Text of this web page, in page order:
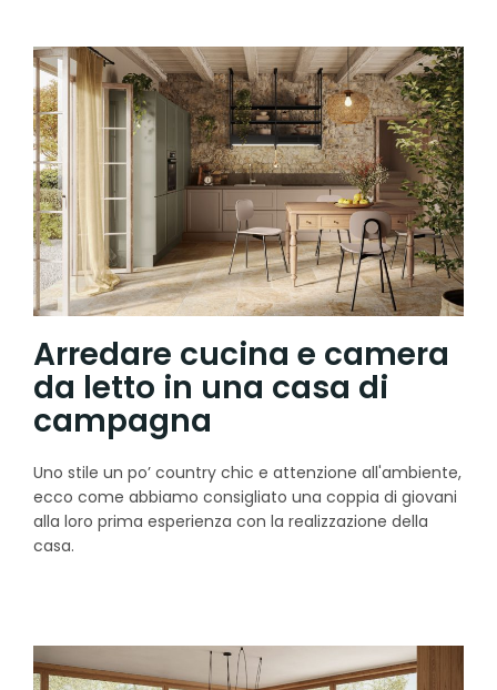
Arredare cucina e camera
da letto in una casa di
campagna
Uno stile un po’ country chic e attenzione all'ambiente,
ecco come abbiamo consigliato una coppia di giovani
alla loro prima esperienza con la realizzazione della
casa.